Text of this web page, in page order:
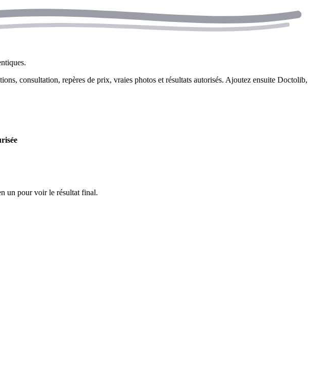
consultation, repères de prix, vraies photos et résultats autorisés. Ajoutez ensuite Doctolib,
un pour voir le résultat final.